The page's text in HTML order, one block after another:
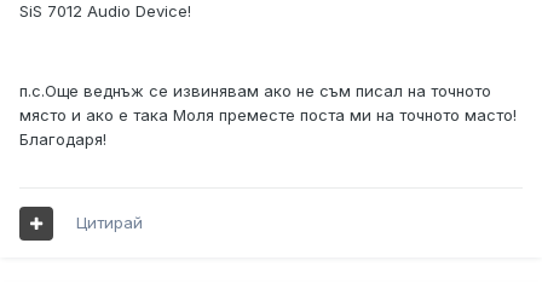
SiS 7012 Audio Device!
п.с.Още веднъж се извинявам ако не съм писал на точното
място и ако е така Моля преместе поста ми на точното масто!
Благодаря!
Цитирай